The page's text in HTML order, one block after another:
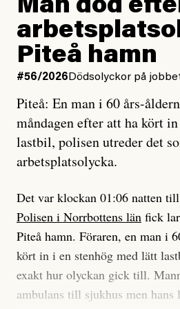
Vad betyder det att vara en röd,
tidning?
Vad är bra journalistik?
Ett försök till korta svar som jag
för Kuhn och Sassarinis-
som chefredaktör ser på Dagens
roll.
Vi skriver för våra läsare som
överraskade, bekräftade,
att vi granskar allt och alla.
Vi är som sagt en röd, grön och
Det betyder en annan
Jag lärde mig renovera
enligt uråldrig metod
och lade min sista ungdom
på att laga en gammal bod.
Jag sökte ljuset och meningen,
efter det som var rent, rätt och
och aldrig såg jag det klarare än
när jag ombord på bussen hjälpte
#23/2026
Jesper
är
Man död
Piteå hamn
#56/2026 Dödsolyckor på
Piteå: En man i 60 års-
måndagen efter att ha kört
lastbil, polisen utreder det
arbetsplatsolycka.
Det var klockan 01:06 natten
Polisen i Norrbottens län fick
Piteå hamn. Föraren, en man i
kört in i en stenhög med lätt
exakt hur olyckan gick till.
ambulans till sjukhus men